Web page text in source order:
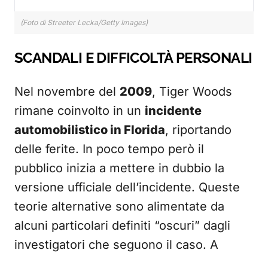
(Foto di Streeter Lecka/Getty Images)
SCANDALI E DIFFICOLTÀ PERSONALI
Nel novembre del 2009, Tiger Woods
rimane coinvolto in un incidente
automobilistico in Florida, riportando
delle ferite. In poco tempo però il
pubblico inizia a mettere in dubbio la
versione ufficiale dell’incidente. Queste
teorie alternative sono alimentate da
alcuni particolari definiti “oscuri” dagli
investigatori che seguono il caso. A